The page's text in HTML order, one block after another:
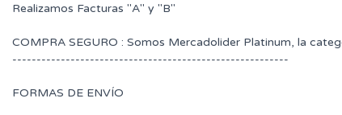
Realizamos Facturas "A" y "B"
COMPRA SEGURO : Somos Mercadolider Platinum, la
---------------------------------------------------------
FORMAS DE ENVÍO